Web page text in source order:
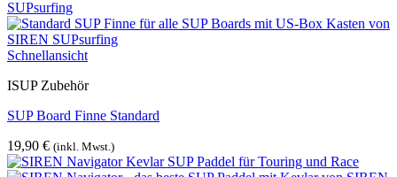
Schnellansicht
ISUP Zubehör
SUP Board Finne Standard
19,90 € (inkl. Mwst.)